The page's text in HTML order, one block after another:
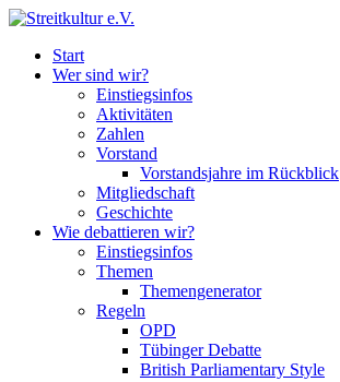
Start
Wer sind wir?
Einstiegsinfos
Aktivitäten
Zahlen
Vorstand
Vorstandsjahre im Rückblick
Mitgliedschaft
Geschichte
Wie debattieren wir?
Einstiegsinfos
Themen
Themengenerator
Regeln
OPD
Tübinger Debatte
British Parliamentary Style